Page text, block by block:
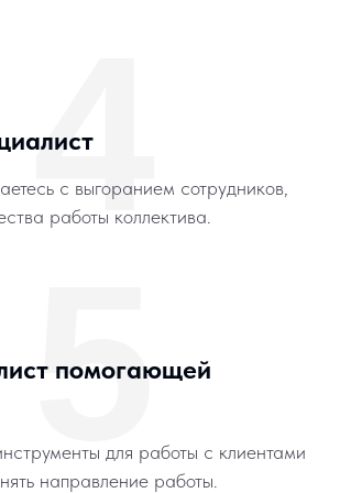
с выгоранием сотрудников,
работы коллектива.
4
помогающей
для работы с клиентами
направление работы.
5